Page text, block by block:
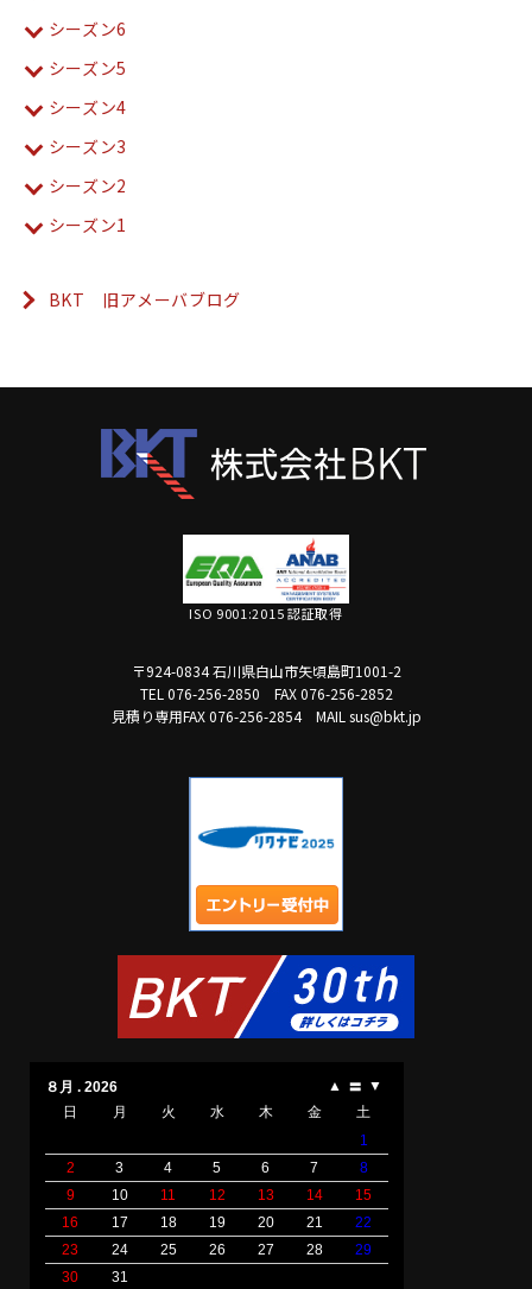
シーズン6
シーズン5
シーズン4
シーズン3
シーズン2
シーズン1
BKT 旧アメーバブログ
ISO 9001:2015 認証取得
〒924-0834 石川県白山市矢頃島町1001-2
TEL 076-256-2850
FAX 076-256-2852
見積り専用FAX 076-256-2854
MAIL sus@bkt.jp